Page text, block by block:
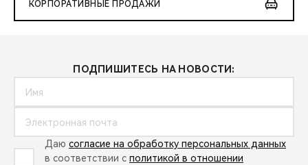
КОРПОРАТИВНЫЕ ПРОДАЖИ
ПОДПИШИТЕСЬ НА НОВОСТИ:
Даю согласие на обработку персональных данных
в соответствии с политикой в отношении